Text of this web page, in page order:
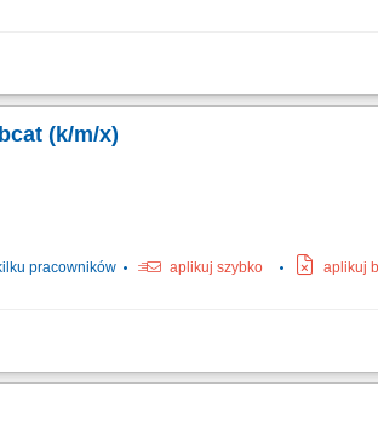
ruchu drogowego, obsługa systemów
(k/m/x)
pracowników aplikuj szybko aplikuj
Sprawna obsługa wielozadaniowych nośników